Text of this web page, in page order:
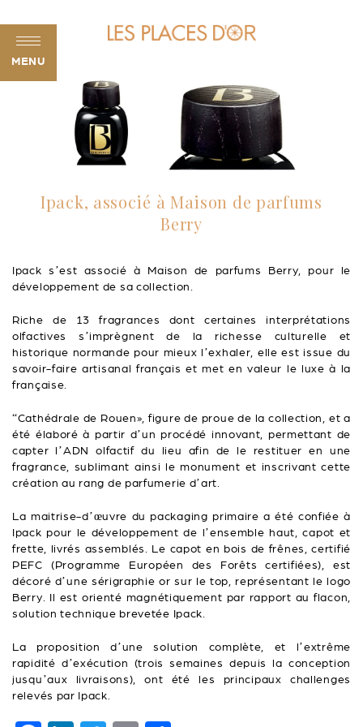
MENU
Ipack, associé à Maison de parfums
Berry
Ipack s’est associé à Maison de parfums Berry, pour le
développement de sa collection.
Riche de 13 fragrances dont certaines interprétations
olfactives s’imprègnent de la richesse culturelle et
historique normande pour mieux l’exhaler, elle est issue du
savoir-faire artisanal français et met en valeur le luxe à la
française.
“Cathédrale de Rouen», figure de proue de la collection, et a
été élaboré à partir d’un procédé innovant, permettant de
capter l’ADN olfactif du lieu afin de le restituer en une
fragrance, sublimant ainsi le monument et inscrivant cette
création au rang de parfumerie d’art.
La maitrise-d’œuvre du packaging primaire a été confiée à
Ipack pour le développement de l’ensemble haut, capot et
frette, livrés assemblés. Le capot en bois de frênes, certifié
PEFC (Programme Européen des Forêts certifiées), est
décoré d’une sérigraphie or sur le top, représentant le logo
Berry. Il est orienté magnétiquement par rapport au flacon,
solution technique brevetée Ipack.
La proposition d’une solution complète, et l’extrême
rapidité d’exécution (trois semaines depuis la conception
jusqu’aux livraisons), ont été les principaux challenges
relevés par Ipack.